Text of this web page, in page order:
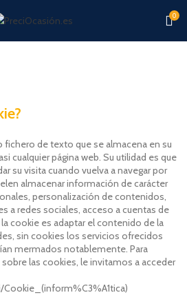
0
fichero de texto que se almacena en su
cualquier página web. Su utilidad es que
su visita cuando vuelva a navegar por
almacenar información de carácter
personalización de contenidos,
a redes sociales, acceso a cuentas de
cookie es adaptar el contenido de la
sin cookies los servicios ofrecidos
mermados notablemente. Para
las cookies, le invitamos a acceder